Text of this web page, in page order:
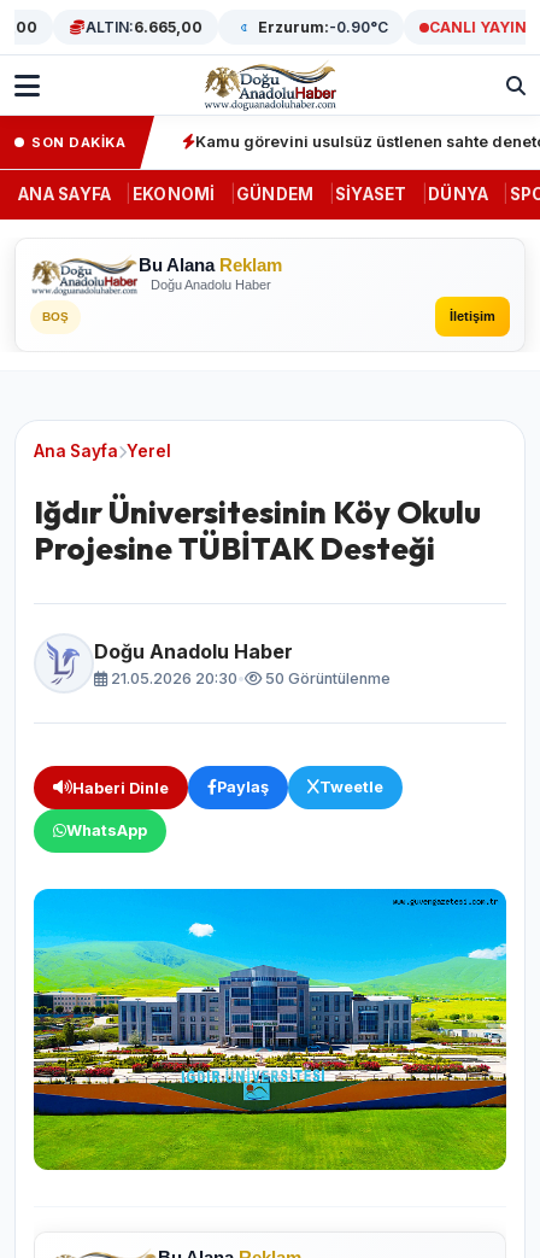
ALTIN:6.665,00 Erzurum:-0.90°C CANLI YAYIN
SON DAKİKA
64 gözaltı Kamu görevini usulsüz üstlenen sahte
ANA SAYFA EKONOMI GÜNDEM SIYASET DÜNYA
Bu Alana Reklam
Doğu Anadolu Haber
BOŞ İletişim
Ana Sayfa Yerel
Iğdır Üniversitesinin Köy Okulu
Projesine TÜBİTAK Desteği
Doğu Anadolu Haber
21.05.2026 20:30• 50 Görüntülenme
Haberi Dinle Paylaş Tweetle
WhatsApp